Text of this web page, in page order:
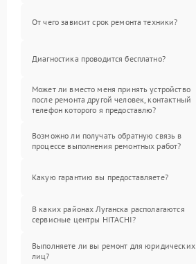
От чего зависит срок ремонта техники?
Диагностика проводится бесплатно?
Может ли вместо меня принять устройство
после ремонта другой человек, контактный
телефон которого я предоставлю?
Возможно ли получать обратную связь в
процессе выполнения ремонтных работ?
Какую гарантию вы предоставляете?
В каких районах Луганска располагаются
сервисные центры HITACHI?
Выполняете ли вы ремонт для юридических
лиц?